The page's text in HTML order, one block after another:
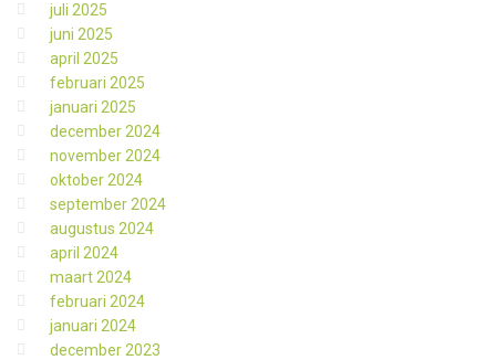
juli 2025
juni 2025
april 2025
februari 2025
januari 2025
december 2024
november 2024
oktober 2024
september 2024
augustus 2024
april 2024
maart 2024
februari 2024
januari 2024
december 2023